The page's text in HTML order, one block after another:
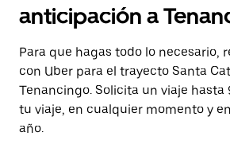
y
selecciona
una
fecha.
Presiona
la
tecla Esc
para
cerrar
anticipación a
Para que hagas todo lo necesario,
con Uber para el trayecto Santa
Tenancingo. Solicita un viaje hasta
tu viaje, en cualquier momento y
año.